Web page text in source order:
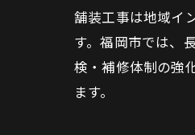
舗装工事は地域イ
す。福岡市では、
検・補修体制の強
ます。